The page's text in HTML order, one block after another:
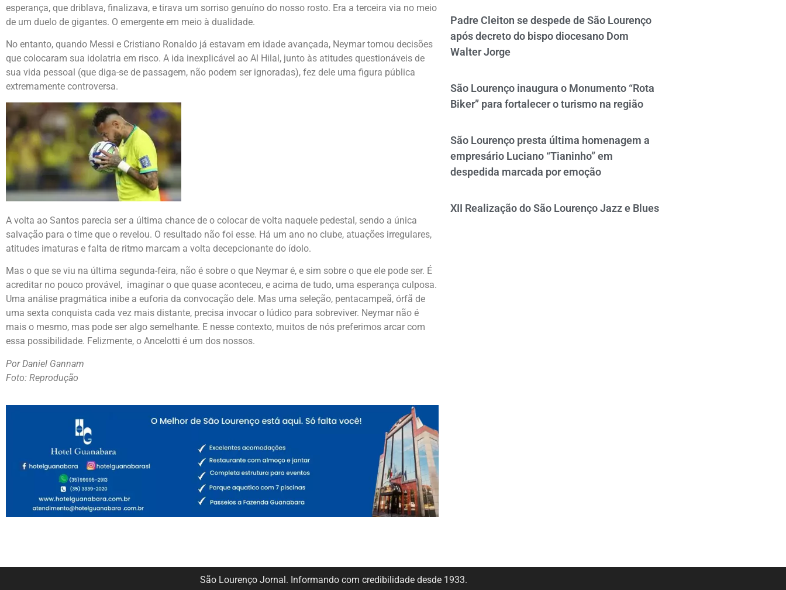
esperança, que driblava, finalizava, e tirava um sorriso genuíno do nosso rosto. Era a terceira via no meio
de um duelo de gigantes. O emergente em meio à dualidade.
No entanto, quando Messi e Cristiano Ronaldo já estavam em idade avançada, Neymar tomou decisões
que colocaram sua idolatria em risco. A ida inexplicável ao Al Hilal, junto às atitudes questionáveis de
sua vida pessoal (que diga-se de passagem, não podem ser ignoradas), fez dele uma figura pública
extremamente controversa.
A volta ao Santos parecia ser a última chance de o colocar de volta naquele pedestal, sendo a única
salvação para o time que o revelou. O resultado não foi esse. Há um ano no clube, atuações irregulares,
atitudes imaturas e falta de ritmo marcam a volta decepcionante do ídolo.
Mas o que se viu na última segunda-feira, não é sobre o que Neymar é, e sim sobre o que ele pode ser. É
acreditar no pouco provável, imaginar o que quase aconteceu, e acima de tudo, uma esperança culposa.
Uma análise pragmática inibe a euforia da convocação dele. Mas uma seleção, pentacampeã, órfã de
uma sexta conquista cada vez mais distante, precisa invocar o lúdico para sobreviver. Neymar não é
mais o mesmo, mas pode ser algo semelhante. E nesse contexto, muitos de nós preferimos arcar com
essa possibilidade. Felizmente, o Ancelotti é um dos nossos.
Por Daniel Gannam
Foto: Reprodução
Padre Cleiton se despede de São Lourenço
após decreto do bispo diocesano Dom
Walter Jorge
São Lourenço inaugura o Monumento “Rota
Biker” para fortalecer o turismo na região
São Lourenço presta última homenagem a
empresário Luciano “Tianinho” em
despedida marcada por emoção
XII Realização do São Lourenço Jazz e Blues
São Lourenço Jornal. Informando com credibilidade desde 1933.